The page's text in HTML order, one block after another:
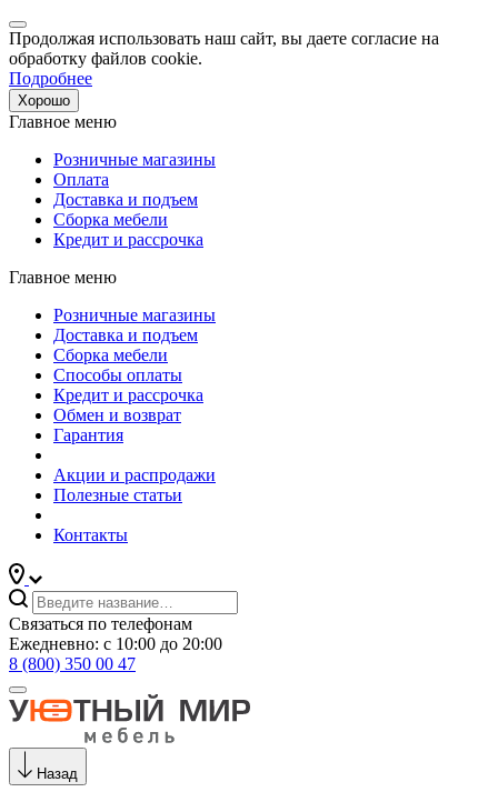
Продолжая использовать наш сайт, вы даете согласие на
обработку файлов cookie.
Подробнее
Хорошо
Главное меню
Розничные магазины
Оплата
Доставка и подъем
Сборка мебели
Кредит и рассрочка
Главное меню
Розничные магазины
Доставка и подъем
Сборка мебели
Способы оплаты
Кредит и рассрочка
Обмен и возврат
Гарантия
Акции и распродажи
Полезные статьи
Контакты
Связаться по телефонам
Ежедневно: с 10:00 до 20:00
8 (800) 350 00 47
Назад